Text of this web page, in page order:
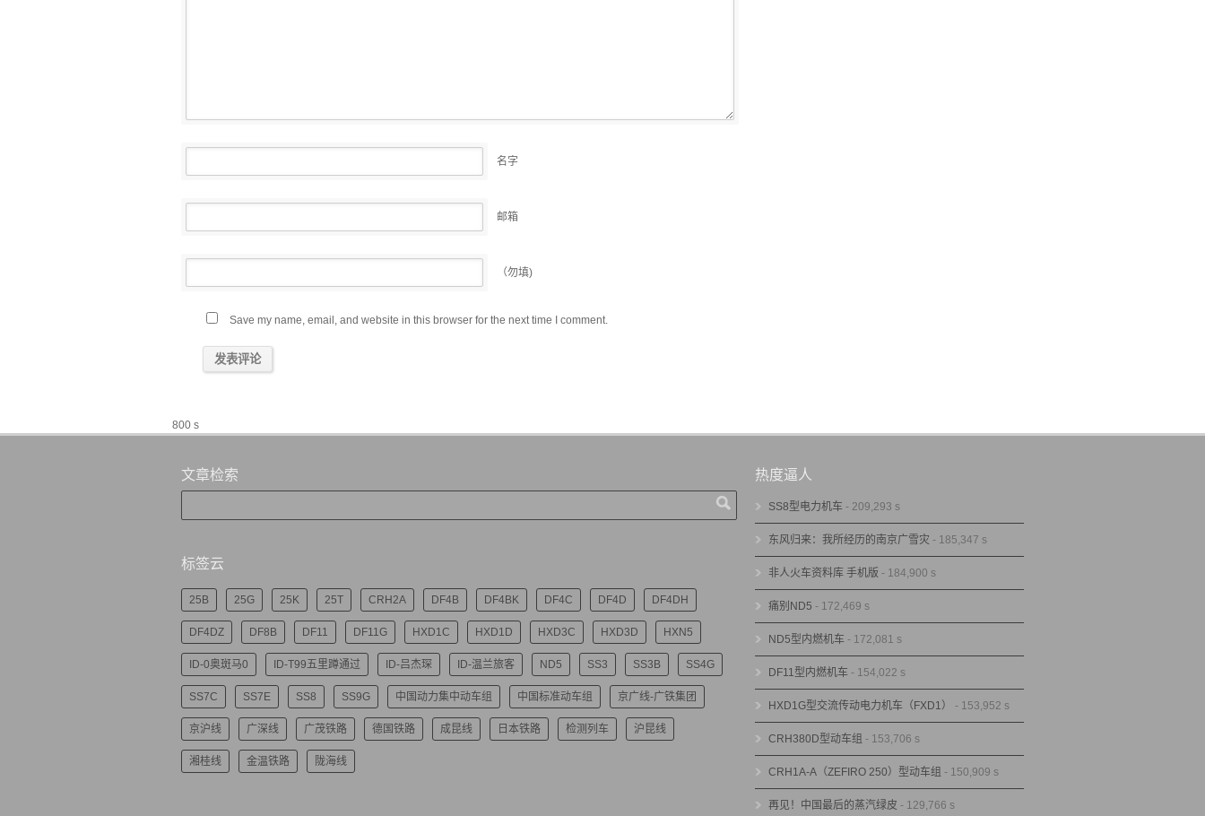
名字
邮箱
（勿填)
Save my name, email, and website in this browser for the next time I comment.
800 s
文章检索
标签云
25B 25G 25K 25T CRH2A DF4B DF4BK DF4C DF4D DF4DH
DF4DZ DF8B DF11 DF11G HXD1C HXD1D HXD3C HXD3D HXN5
ID-0奥斑马0 ID-T99五里蹲通过 ID-吕杰琛 ID-温兰旅客 ND5 SS3 SS3B SS4G
SS7C SS7E SS8 SS9G 中国动力集中动车组 中国标准动车组 京广线-广铁集团
京沪线 广深线 广茂铁路 德国铁路 成昆线 日本铁路 检测列车 沪昆线
湘桂线 金温铁路 陇海线
热度逼人
SS8型电力机车 - 209,293 s
东风归来：我所经历的南京广雪灾 - 185,347 s
非人火车资料库 手机版 - 184,900 s
痛别ND5 - 172,469 s
ND5型内燃机车 - 172,081 s
DF11型内燃机车 - 154,022 s
HXD1G型交流传动电力机车（FXD1） - 153,952 s
CRH380D型动车组 - 153,706 s
CRH1A-A（ZEFIRO 250）型动车组 - 150,909 s
再见！中国最后的蒸汽绿皮 - 129,766 s